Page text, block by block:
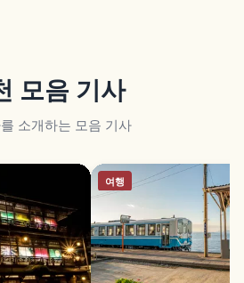
모음 기사
소개하는 모음 기사
여행